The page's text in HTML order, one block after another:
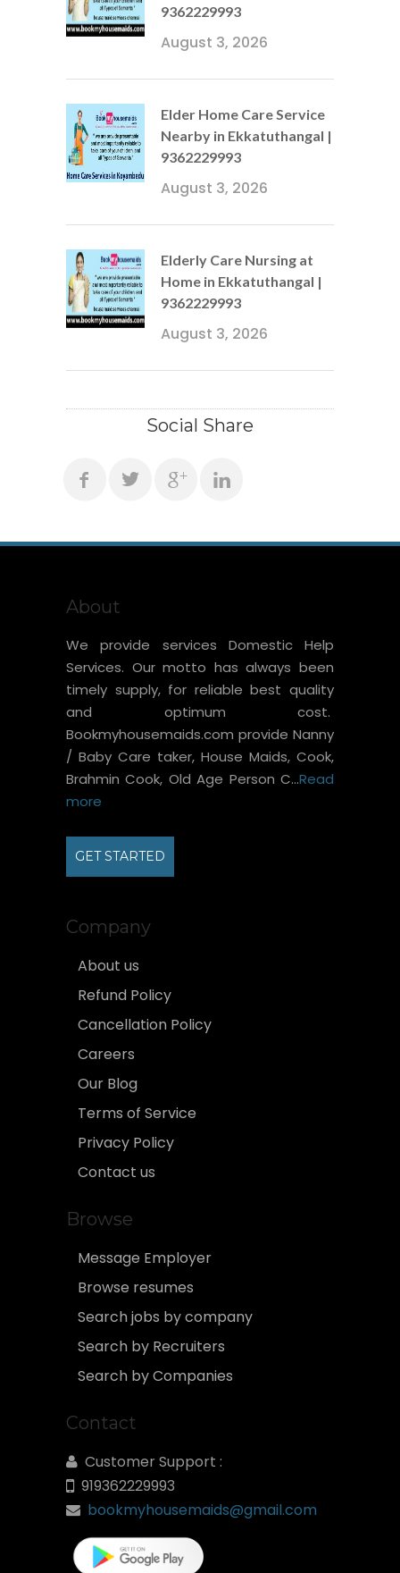
9362229993
August 3, 2026
Elder Home Care Service
Nearby in Ekkatuthangal |
9362229993
August 3, 2026
Elderly Care Nursing at
Home in Ekkatuthangal |
9362229993
August 3, 2026
Social Share
About
We provide services Domestic Help
Services. Our motto has always been
timely supply, for reliable best quality
and optimum cost.
Bookmyhousemaids.com provide Nanny
/ Baby Care taker, House Maids, Cook,
Brahmin Cook, Old Age Person C...Read
more
GET STARTED
Company
About us
Refund Policy
Cancellation Policy
Careers
Our Blog
Terms of Service
Privacy Policy
Contact us
Browse
Message Employer
Browse resumes
Search jobs by company
Search by Recruiters
Search by Companies
Contact
Customer Support :
919362229993
bookmyhousemaids@gmail.com